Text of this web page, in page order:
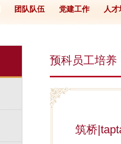
团队队伍 党建工作 人
预科员工培养
筑桥